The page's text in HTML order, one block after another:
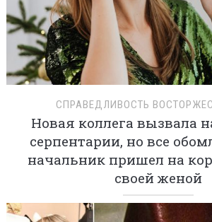
СПРАВЕДЛИВОСТЬ
Новая коллега вызвала
серпентарии, но все
начальник пришел на
своей женой